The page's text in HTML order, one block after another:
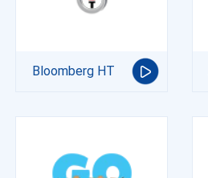
Bloomberg HT